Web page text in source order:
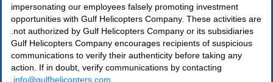
impersonating our employees falsely promoting investment
opportunities with Gulf Helicopters Company. These activities are
not authorized by Gulf Helicopters Company or its subsidiaries.
Gulf Helicopters Company encourages recipients of suspicious
communications to verify their authenticity before taking any
action. If in doubt, verify communications by contacting
info@gulfhelicopters.com